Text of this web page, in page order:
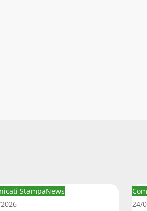
StampaNews
24/